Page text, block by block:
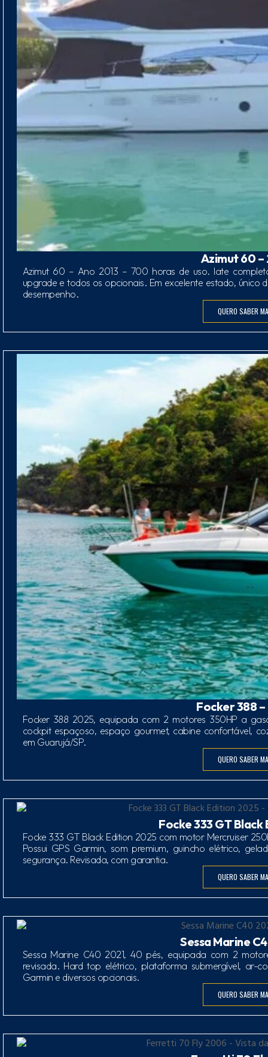
Azimut 60 –
Azimut 60 – Ano 2013 – 700 horas de uso. Iate
upgrade e todos os opcionais. Em excelente estado,
desempenho.
QUERO SABER
Focker 388
Focker 388 2025, equipada com 2 motores 350HP a
cockpit espaçoso, espaço gourmet, cabine confortável,
em Guarujá/SP.
QUERO SABER
Focke 333 GT
Focke 333 GT Black Edition 2025 com motor Mercruiser
Possui GPS Garmin, som premium, guincho elétrico,
segurança. Revisada, com garantia.
QUERO SABER
Sessa Marine
Sessa Marine C40 2021, 40 pés, equipada com 2
revisada. Hard top elétrico, plataforma submergível, ar-
Garmin e diversos opcionais.
QUERO SABER